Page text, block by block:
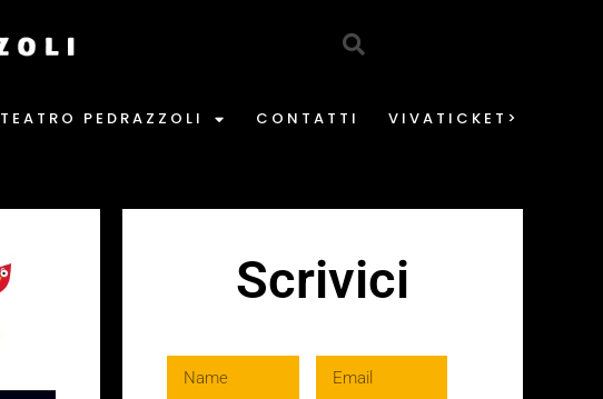
TEATRO PEDRAZZOLI CONTATTI
VIVATICKET>
Scrivici